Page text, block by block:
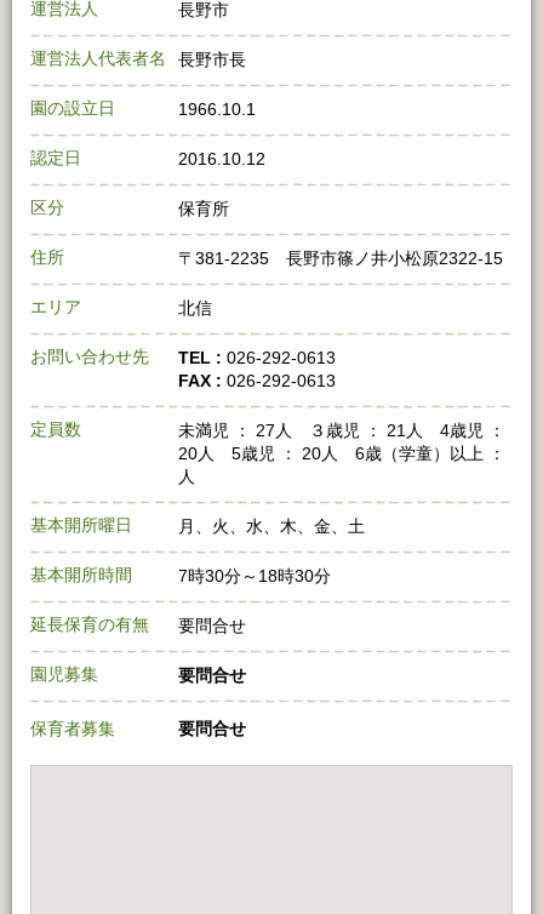
運営法人 長野市
運営法人代表者名 長野市長
園の設立日 1966.10.1
認定日 2016.10.12
区分 保育所
住所 〒381-2235 長野市篠ノ井小松原2322-15
エリア 北信
お問い合わせ先 TEL : 026-292-0613
FAX : 026-292-0613
定員数
未満児 ： 27人 ３歳児 ： 21人 4歳児 ：
20人 5歳児 ： 20人 6歳（学童）以上 ：
人
基本開所曜日 月、火、水、木、金、土
基本開所時間 7時30分～18時30分
延長保育の有無 要問合せ
園児募集 要問合せ
保育者募集 要問合せ